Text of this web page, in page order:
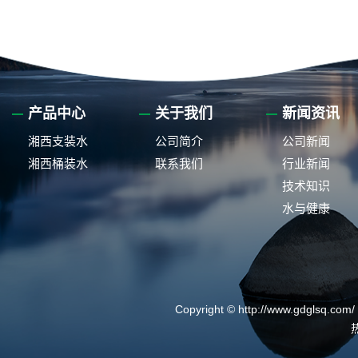
产品中心
湘西支装水
湘西桶装水
关于我们
公司简介
联系我们
新闻资讯
公司新闻
行业新闻
技术知识
水与健康
Copyright © http://